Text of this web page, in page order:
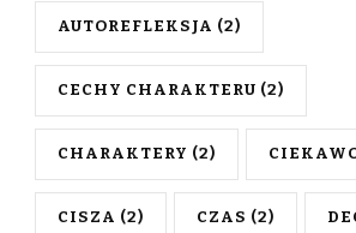
AUTOREFLEKSJA (2)
CECHY CHARAKTERU (2)
CHARAKTERY (2)
CISZA (2) CZAS (2)